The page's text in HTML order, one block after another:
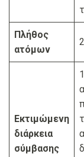
Πλήθος
ατόμων
2
Εκτιμώμενη
διάρκεια
σύμβασης